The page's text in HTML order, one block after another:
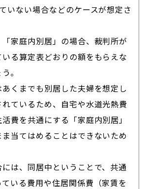
いない場合などのケースが想定さ
「家庭内別居」の場合、裁判所が
る算定表どおりの額をもらえな
。
くまでも別居した夫婦を想定し
ているため、自宅や水道光熱費
費を共通にする「家庭内別居」
ま当てはめることはできないため
には、同居中ということで、共通
いる費用や住居関係費（家賃を